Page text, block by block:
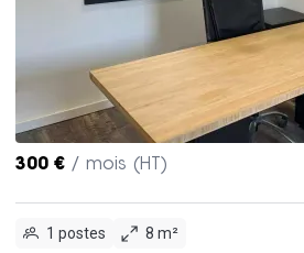
300 € / mois (HT)
1 postes
8 m²